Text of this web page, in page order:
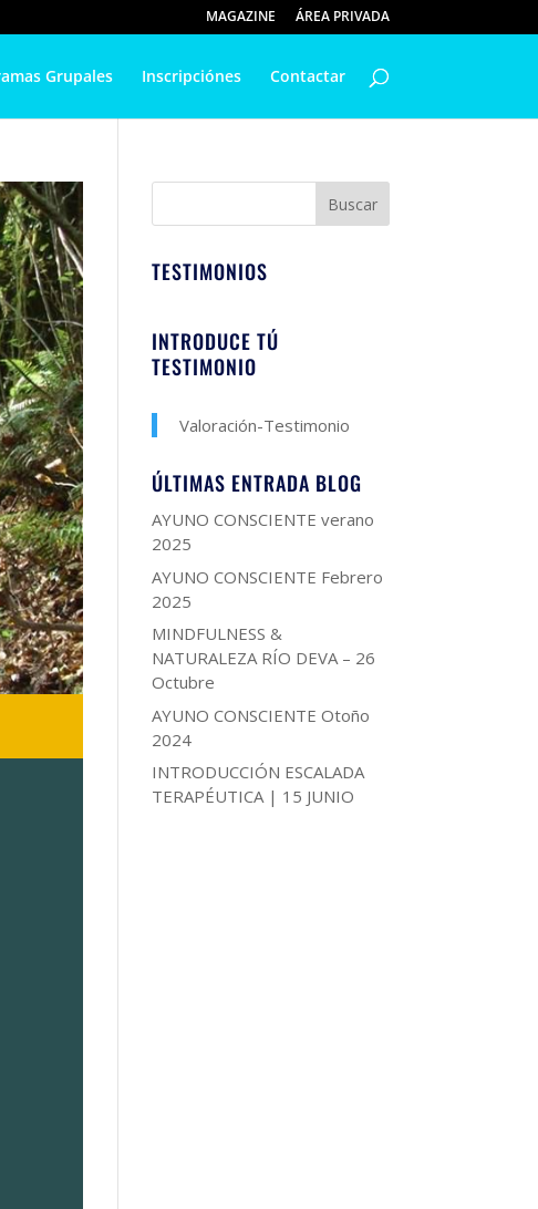
MAGAZINE ÁREA PRIVADA
Grupales Inscripciónes Contactar
TESTIMONIOS
INTRODUCE TÚ
TESTIMONIO
Valoración-Testimonio
ÚLTIMAS ENTRADA BLOG
AYUNO CONSCIENTE verano
2025
AYUNO CONSCIENTE Febrero
2025
MINDFULNESS &
NATURALEZA RÍO DEVA – 26
Octubre
AYUNO CONSCIENTE Otoño
2024
INTRODUCCIÓN ESCALADA
TERAPÉUTICA | 15 JUNIO